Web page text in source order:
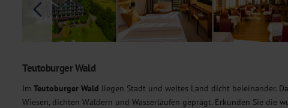
Teutoburger Wald
Im Teutoburger Wald liegen Stadt und weites Land dicht beieinander.
Wiesen, dichten Wäldern und Wasserläufen geprägt. Erkunden Sie die